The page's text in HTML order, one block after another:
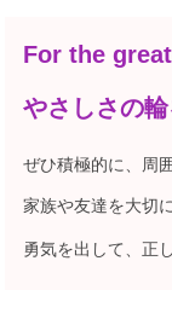
For the
やさしさの
ぜひ積極的に、周
家族や友達を大切
勇気を出して、正